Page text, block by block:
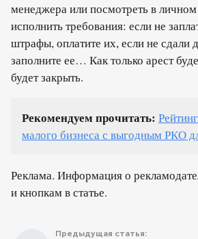
менеджера или посмотреть в
исполнить требования: если не
штрафы, оплатите их, если не сдали
заполните ее… Как только арест
будет закрыть.
Рекомендуем прочитать:
малого бизнеса с выгодным РКО
Реклама. Информация о
и кнопкам в статье.
Предыдущая статья: